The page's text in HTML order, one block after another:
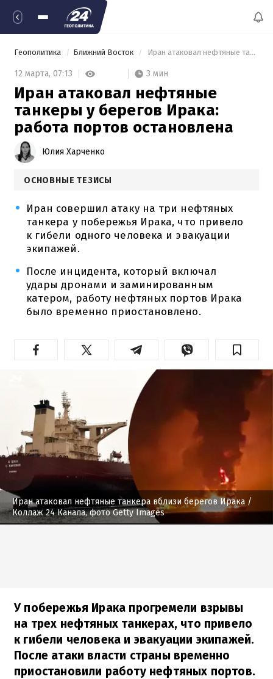
Геополитика Ближний Восток Иран атаковал нефтяные танкеры у берегов Ирака: работа портов остановлена
12 марта, 07:13 3 мин
Иран атаковал нефтяные
танкеры у берегов Ирака:
работа портов остановлена
Юлия Харченко
ОСНОВНЫЕ ТЕЗИСЫ
Иран совершил атаку на три нефтяных
танкера у побережья Ирака, что привело
к гибели одного человека и эвакуации
экипажей.
После инцидента, который включал
удары дронами и заминированным
катером, работу нефтяных портов Ирака
было временно приостановлено.
Иран атаковал нефтяные танкера вблизи берегов Ирака /
Коллаж 24 Канала, фото Getty Images
У побережья Ирака прогремели взрывы
на трех нефтяных танкерах, что привело
к гибели человека и эвакуации экипажей.
После атаки власти страны временно
приостановили работу нефтяных портов.